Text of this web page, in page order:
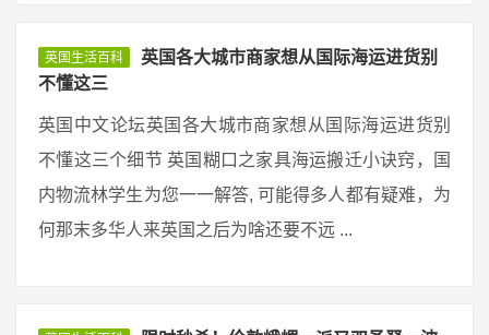
英国生活百科
英国各大城市商家想从国际海运进货别
不懂这三
英国中文论坛英国各大城市商家想从国际海运进货别
不懂这三个细节 英国糊口之家具海运搬迁小诀窍，国
内物流林学生为您一一解答, 可能得多人都有疑难，为
何那末多华人来英国之后为啥还要不远 ...